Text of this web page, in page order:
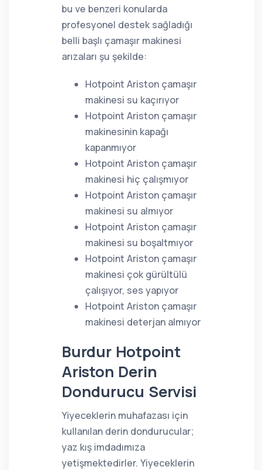
bu ve benzeri konularda
profesyonel destek sağladığı
belli başlı çamaşır makinesi
arızaları şu şekilde:
Hotpoint Ariston çamaşır
makinesi su kaçırıyor
Hotpoint Ariston çamaşır
makinesinin kapağı
kapanmıyor
Hotpoint Ariston çamaşır
makinesi hiç çalışmıyor
Hotpoint Ariston çamaşır
makinesi su almıyor
Hotpoint Ariston çamaşır
makinesi su boşaltmıyor
Hotpoint Ariston çamaşır
makinesi çok gürültülü
çalışıyor, ses yapıyor
Hotpoint Ariston çamaşır
makinesi deterjan almıyor
Burdur Hotpoint
Ariston Derin
Dondurucu Servisi
Yiyeceklerin muhafazası için
kullanılan derin dondurucular;
yaz kış imdadımıza
yetişmektedirler. Yiyeceklerin